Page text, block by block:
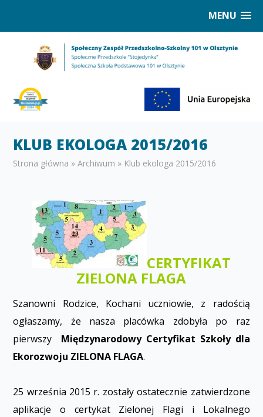
MENU
KLUB EKOLOGA 2015/2016
Strona główna »Archiwum » Klub ekologa 2015/2016
CERTYFIKAT
ZIELONA FLAGA
Szanowni Rodzice, Kochani uczniowie, z radością
ogłaszamy, że nasza placówka zdobyła po raz
pierwszy Międzynarodowy Certyfikat Szkoły dla
Ekorozwoju ZIELONA FLAGA.
25 września 2015 r. zostały ostatecznie zatwierdzone
aplikacje o certyfikat Zielonej Flagi i Lokalnego